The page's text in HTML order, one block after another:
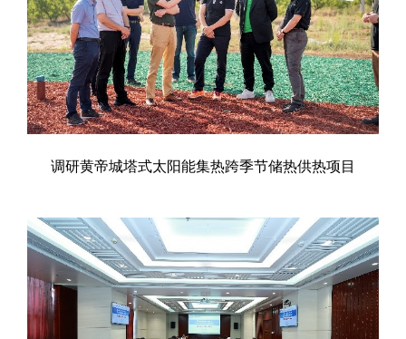
调研黄帝城塔式太阳能集热跨季节储热供热项目